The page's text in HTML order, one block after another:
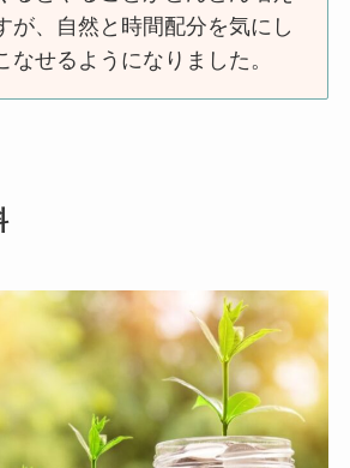
が、自然と時間配分を気にし
なせるようになりました。